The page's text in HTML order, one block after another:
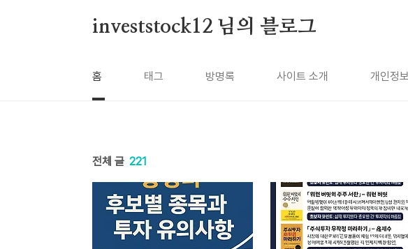
investstock12 님의 블로그
홈 태그 방명록 사이트 소개 개인정
전체 글 221